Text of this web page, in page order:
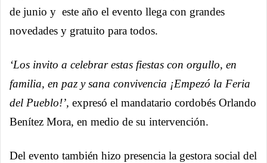
de junio y este año el evento llega con grandes
novedades y gratuito para todos.
‘Los invito a celebrar estas fiestas con orgullo, en
familia, en paz y sana convivencia ¡Empezó la Feria
del Pueblo!’, expresó el mandatario cordobés Orlando
Benítez Mora, en medio de su intervención.
Del evento también hizo presencia la gestora social del